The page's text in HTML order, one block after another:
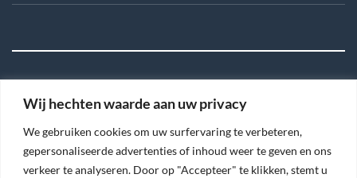
Wij hechten waarde aan uw privacy
We gebruiken cookies om uw surfervaring te verbeteren,
gepersonaliseerde advertenties of inhoud weer te geven en ons
verkeer te analyseren. Door op "Accepteer" te klikken, stemt u
2026 Tegel en Meer